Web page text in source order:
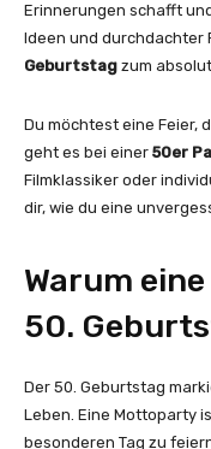
Erinnerungen schafft
Ideen und durchdachter
Geburtstag zum
Du möchtest eine Feier,
geht es bei einer 50er
Filmklassiker oder
dir, wie du eine
Warum
50.
Der 50. Geburtstag
Leben. Eine Mottoparty
besonderen Tag zu